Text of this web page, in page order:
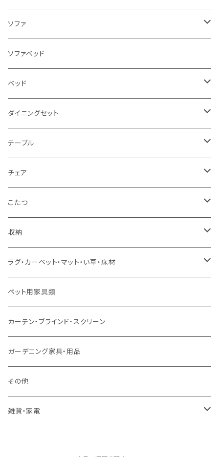
ソファ
3人掛け
2.5人掛け
2人掛け
1人掛け
カウチソファ
コーナーソファ
ソファセット
スツール・オットマン
ソファ付属品
クッション・座椅子
ソファベッド
ベッド
シングルサイズ以下（フレームのみ）
セミダブルサイズ（フレームのみ）
ダブルサイズ（フレームのみ）
ワイドダブルサイズ以上（フレームのみ）
シングルサイズ以下（マットレス付）
セミダブルサイズ（マットレス付）
ダブルサイズ（マットレス付）
ダブルサイズ以上（マットレス付）
ロフトベッド
二段ベッド
マットレス
ダイニングセット
ダイニング3点セット以下
ダイニング4点セット
ダイニング5点・6点セット
ダイニング7点セット以上
テーブル
センターテーブル
ダイニングテーブル
カウンターテーブル
リフティングテーブル
サイドテーブル・コーヒーテーブル
デスク
チェア
ダイニングチェア
カウンターチェア
キッズチェア
オフィスチェア・ゲーミングチェア
ダイニングベンチ・スツール
こたつ
こたつテーブル
こたつ布団
コタツ・布団セット
収納
本棚・シェルフ
食器棚・収納庫
レンジ台・カウンター
ラック
TVボード
キャビネット・飾り棚
ラグ・カーペット・マット・い草・床材
マット・フロアタイル
ラグ
カーペット
ペット用家具類
カーテン・ブラインド・スクリーン
ガーデニング家具・用品
その他
雑貨・家電